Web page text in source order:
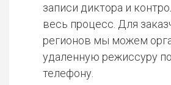
записи диктора и
весь процесс. Для
регионов мы можем
удаленную режиссуру
телефону.